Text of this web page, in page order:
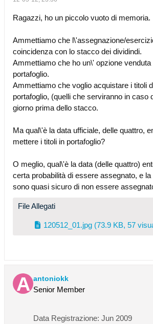
Ragazzi, ho un piccolo vuoto di memoria.
Ammettiamo che l\'assegnazione/
coincidenza con lo stacco dei dividindi.
Ammettiamo che ho un\' opzione
portafoglio.
Ammettiamo che voglio acquistare i titoli
portafoglio, (quelli che serviranno in caso
giorno prima dello stacco.
Ma qual\'è la data ufficiale, delle quattro,
mettere i titoli in portafoglio?
O meglio, qual\'è la data (delle quattro)
certa probabilità di essere assegnato, e
sono quasi sicuro di non essere
File Allegati
120512_01.jpg (73.9 KB, 57
antoniokk
Senior Member
Data Registrazione: Jun 2009